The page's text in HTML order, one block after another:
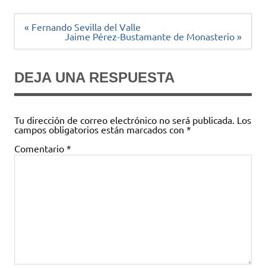
Navegación
« Fernando Sevilla del Valle
Jaime Pérez-Bustamante de Monasterio »
DEJA UNA RESPUESTA
Tu dirección de correo electrónico no será publicada. Los
campos obligatorios están marcados con *
Comentario *